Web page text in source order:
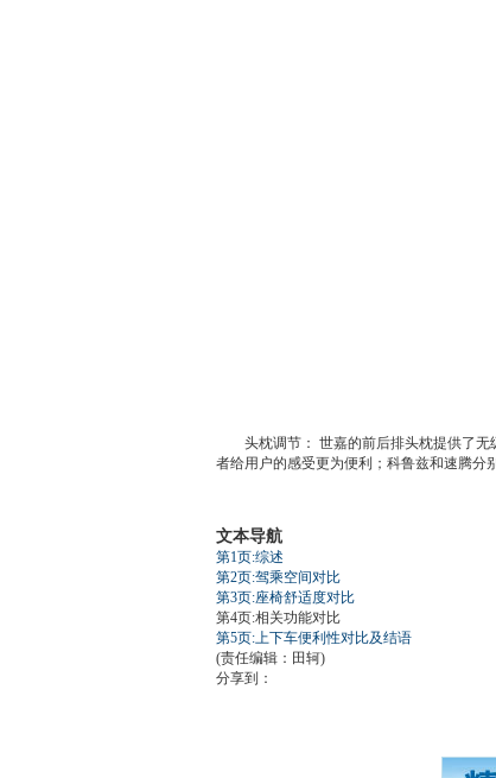
头枕调节： 世嘉的前后排头枕提供了无
者给用户的感受更为便利； 科鲁兹和速腾分
文本导航
第1页:综述
第2页:驾乘空间对比
第3页:座椅舒适度对比
第4页:相关功能对比
第5页:上下车便利性对比及结语
(责任编辑：田轲)
分享到：